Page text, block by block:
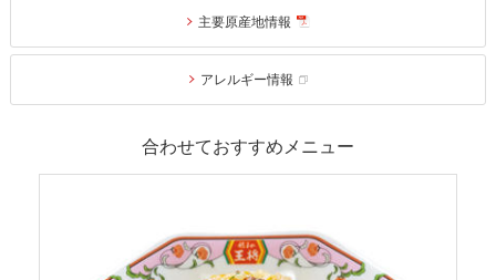
主要原産地情報
アレルギー情報
合わせておすすめメニュー